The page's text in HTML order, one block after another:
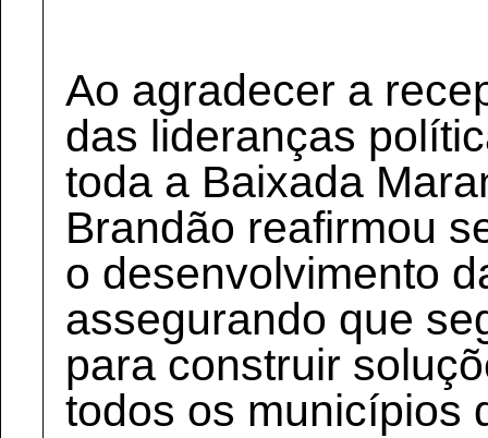
Ao agradecer a
das lideranças
toda a Baixada
Brandão reafirmou
o desenvolvimento
assegurando que
para construir
todos os municípios